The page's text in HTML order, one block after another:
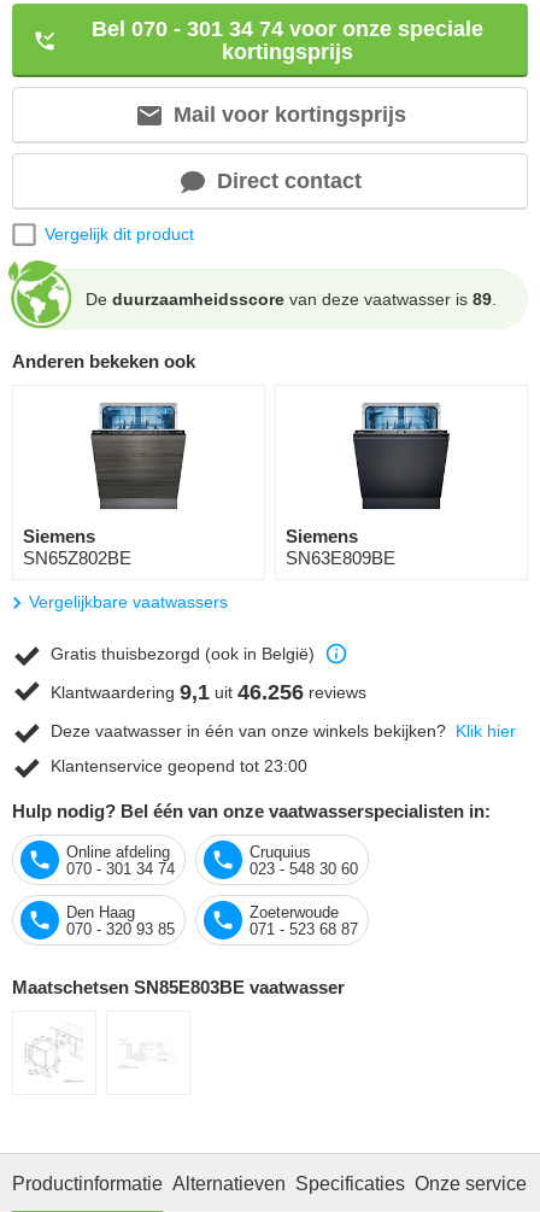
Bel 070 - 301 34 74 voor onze speciale
kortingsprijs
Mail voor kortingsprijs
Direct contact
Vergelijk dit product
De duurzaamheidsscore van deze vaatwasser is 89.
Anderen bekeken ook
Siemens
SN65Z802BE
Siemens
SN63E809BE
Vergelijkbare vaatwassers
Gratis thuisbezorgd (ook in België)
Klantwaardering 9,1 uit 46.256 reviews
Deze vaatwasser in één van onze winkels bekijken? Klik hier
Klantenservice geopend tot 23:00
Hulp nodig? Bel één van onze vaatwasserspecialisten in:
Online afdeling
070 - 301 34 74
Cruquius
023 - 548 30 60
Den Haag
070 - 320 93 85
Zoeterwoude
071 - 523 68 87
Maatschetsen SN85E803BE vaatwasser
Productinformatie Alternatieven Specificaties Onze service